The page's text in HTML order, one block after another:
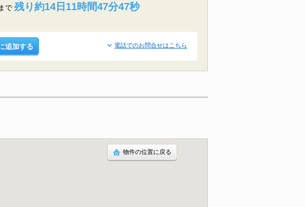
で 残り約14日11時間47分46秒
追加する 電話でのお問合せはこちら
物件の位置に戻る